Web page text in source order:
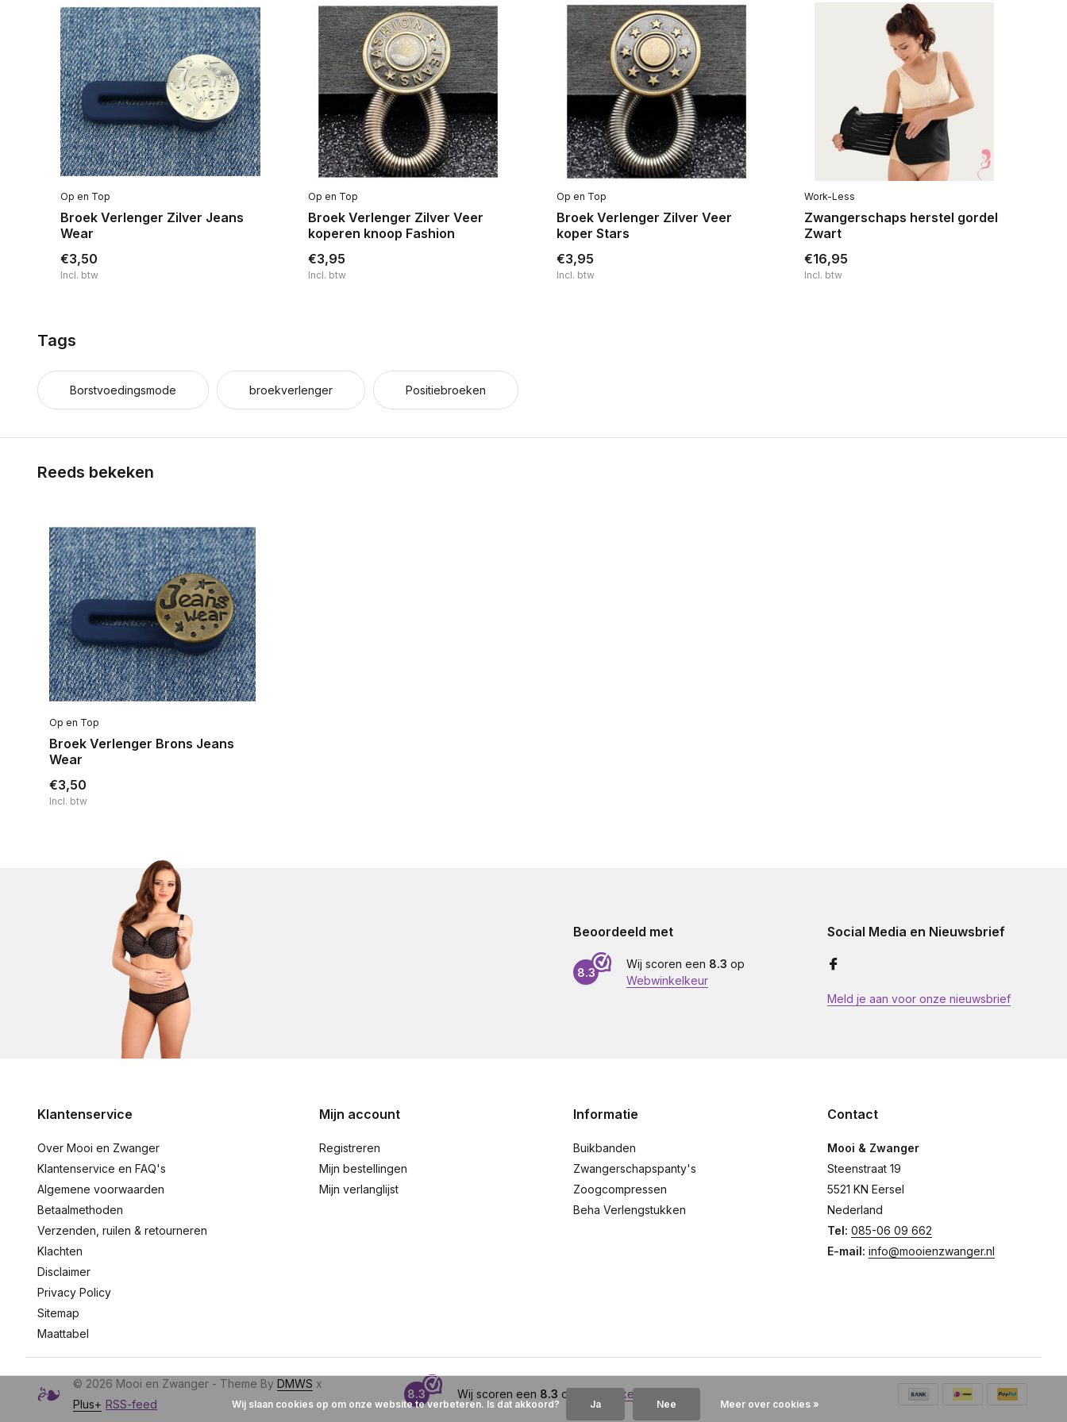
Op en Top
Broek Verlenger Zilver Jeans
Wear
€3,50
Incl. btw
Op en Top
Broek Verlenger Zilver Veer
koperen knoop Fashion
€3,95
Incl. btw
Op en Top
Broek Verlenger Zilver Veer
koper Stars
€3,95
Incl. btw
Work-Less
Zwangerschaps herstel gordel
Zwart
€16,95
Incl. btw
Tags
Borstvoedingsmode broekverlenger Positiebroeken
Reeds bekeken
Op en Top
Broek Verlenger Brons Jeans
Wear
€3,50
Incl. btw
Beoordeeld met
8.3
Wij scoren een 8.3 op
Webwinkelkeur
Social Media en Nieuwsbrief
Meld je aan voor onze nieuwsbrief
Klantenservice
Over Mooi en Zwanger
Klantenservice en FAQ's
Algemene voorwaarden
Betaalmethoden
Verzenden, ruilen & retourneren
Klachten
Disclaimer
Privacy Policy
Sitemap
Maattabel
Mijn account
Registreren
Mijn bestellingen
Mijn verlanglijst
Informatie
Buikbanden
Zwangerschapspanty's
Zoogcompressen
Beha Verlengstukken
Contact
Mooi & Zwanger
Steenstraat 19
5521 KN Eersel
Nederland
Tel: 085-06 09 662
E-mail: info@mooienzwanger.nl
© 2026 Mooi en Zwanger - Theme By DMWS x
Plus+ RSS-feed
8.3 Wij scoren een 8.3 op Webwinkelkeur
Wij slaan cookies op om onze website te verbeteren. Is dat akkoord? Ja Nee Meer over cookies »